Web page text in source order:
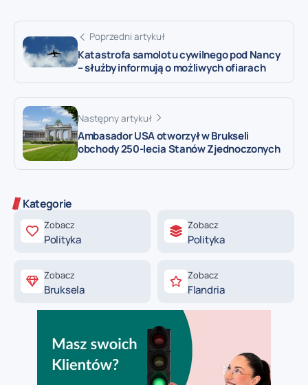
Poprzedni artykuł
Katastrofa samolotu cywilnego pod Nancy
– służby informują o możliwych ofiarach
Następny artykuł
Ambasador USA otworzył w Brukseli
obchody 250-lecia Stanów Zjednoczonych
Kategorie
Zobacz
Polityka
Zobacz
Polityka
Zobacz
Bruksela
Zobacz
Flandria